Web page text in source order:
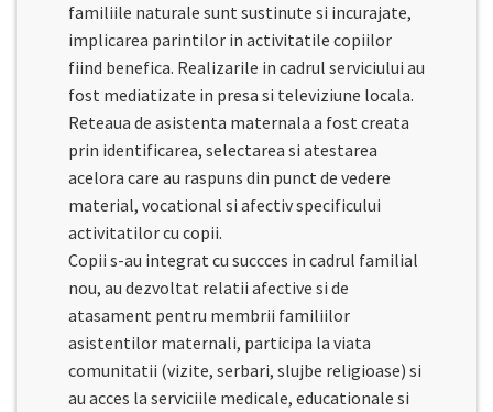
familiile naturale sunt sustinute si incurajate,
implicarea parintilor in activitatile copiilor
fiind benefica. Realizarile in cadrul serviciului au
fost mediatizate in presa si televiziune locala.
Reteaua de asistenta maternala a fost creata
prin identificarea, selectarea si atestarea
acelora care au raspuns din punct de vedere
material, vocational si afectiv specificului
activitatilor cu copii.
Copii s-au integrat cu succces in cadrul familial
nou, au dezvoltat relatii afective si de
atasament pentru membrii familiilor
asistentilor maternali, participa la viata
comunitatii (vizite, serbari, slujbe religioase) si
au acces la serviciile medicale, educationale si